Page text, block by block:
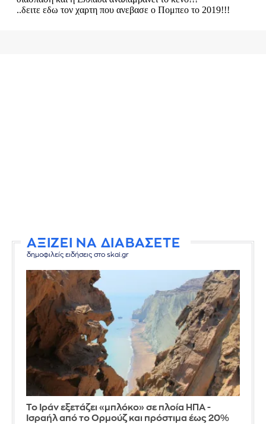
ΑΞΙΖΕΙ ΝΑ ΔΙΑΒΑΣΕΤΕ
δημοφιλείς ειδήσεις στο skai.gr
Το Ιράν εξετάζει «μπλόκο» σε πλοία ΗΠΑ -
Ισραήλ από το Ορμούζ και πρόστιμα έως 20%